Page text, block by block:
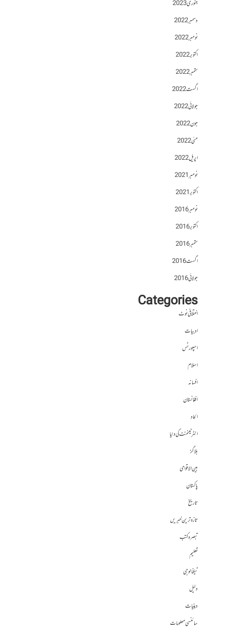
جنوری 2023
دسمبر 2022
نومبر 2022
اکتوبر 2022
ستمبر 2022
اگست 2022
جولائی 2022
جون 2022
مئی 2022
اپریل 2022
نومبر 2021
اکتوبر 2021
نومبر 2016
اکتوبر 2016
ستمبر 2016
اگست 2016
جولائی 2016
Categories
اختلافی نوٹ
ادبیات
اسپورٹس
اسلام
افسانہ
افغانستان
الحاد
انٹرٹینمنٹ کی دنیا
بلاگز
بین الاقوامی
پاکستان
تاریخ
تازہ ترین خبریں
تبصرہ کتب
تعلیم
ٹیکنالوجی
دلیل
دینیات
سائنسی معلومات